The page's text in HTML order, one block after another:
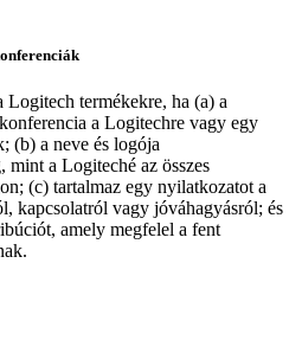
termékekre, ha (a) a
a Logitechre vagy egy
(b) a neve és logója
mint a Logiteché az összes
(c) tartalmaz egy nyilatkozatot a
kapcsolatról vagy jóváhagyásról; és
amely megfelel a fent